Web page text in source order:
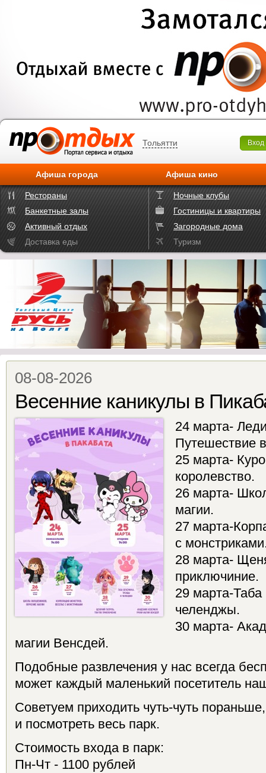
Тольятти Вход
Афиша города Афиша кино
Рестораны
Ночные клубы
Банкетные залы
Гостиницы и квартиры
Активный отдых
Загородные дома
Доставка еды
Туризм
08-08-2026
Весенние каникулы в
24 марта-
Путешествие
25 марта-
королевство.
26 марта-
магии.
27 марта-
с
28 марта-
приключиние.
29 марта-
челенджы.
30 марта-
магии Венсдей.
Подобные развлечения у нас всегда
может каждый маленький посетитель
Советуем приходить чуть-чуть
и посмотреть весь парк.
Стоимость входа в парк:
Пн-Чт - 1100 рублей